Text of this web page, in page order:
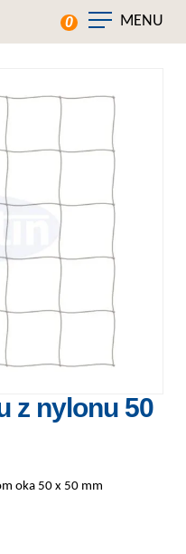
0 MENU
z nylonu 50
oka 50 x 50 mm